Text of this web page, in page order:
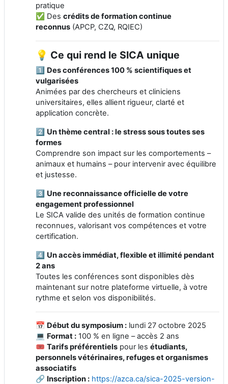
pratique
✅ Des crédits de formation continue
reconnus (APCP, CZQ, RQIEC)
💡 Ce qui rend le SICA unique
1️⃣ Des conférences 100 % scientifiques et
vulgarisées
Animées par des chercheurs et cliniciens
universitaires, elles allient rigueur, clarté et
application concrète.
2️⃣ Un thème central : le stress sous toutes ses
formes
Comprendre son impact sur les comportements –
animaux et humains – pour intervenir avec équilibre
et justesse.
3️⃣ Une reconnaissance officielle de votre
engagement professionnel
Le SICA valide des unités de formation continue
reconnues, valorisant vos compétences et votre
certification.
4️⃣ Un accès immédiat, flexible et illimité pendant
2 ans
Toutes les conférences sont disponibles dès
maintenant sur notre plateforme virtuelle, à votre
rythme et selon vos disponibilités.
📅 Début du symposium : lundi 27 octobre 2025
💻 Format : 100 % en ligne – accès 2 ans
🎟️ Tarifs préférentiels pour les étudiants,
personnels vétérinaires, refuges et organismes
associatifs
🔗 Inscription : https://azca.ca/sica-2025-version-